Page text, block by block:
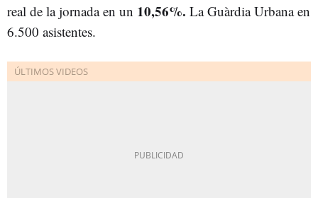
real de la jornada en un 10,56%. La Guàrdia Urbana en
6.500 asistentes.